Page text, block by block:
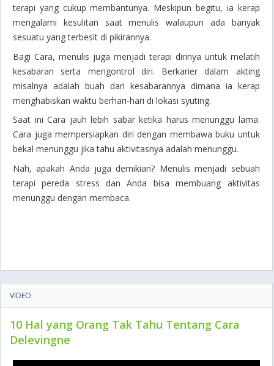
terapi yang cukup membantunya. Meskipun begitu, ia kerap
mengalami kesulitan saat menulis walaupun ada banyak
sesuatu yang terbesit di pikirannya.
Bagi Cara, menulis juga menjadi terapi dirinya untuk melatih
kesabaran serta mengontrol diri. Berkarier dalam akting
misalnya adalah buah dari kesabarannya dimana ia kerap
menghabiskan waktu berhari-hari di lokasi syuting.
Saat ini Cara jauh lebih sabar ketika harus menunggu lama.
Cara juga mempersiapkan diri dengan membawa buku untuk
bekal menunggu jika tahu aktivitasnya adalah menunggu.
Nah, apakah Anda juga demikian? Menulis menjadi sebuah
terapi pereda stress dan Anda bisa membuang aktivitas
menunggu dengan membaca.
VIDEO
10 Hal yang Orang Tak Tahu Tentang Cara
Delevingne